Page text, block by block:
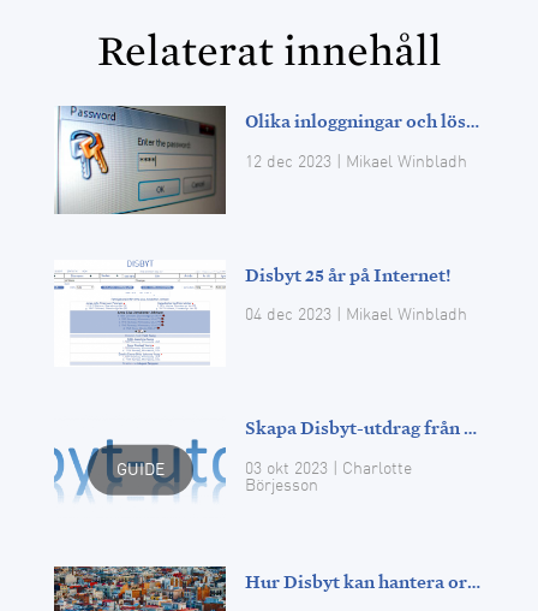
Relaterat innehåll
Olika inloggningar och lösenord
12 dec 2023 | Mikael Winbladh
Disbyt 25 år på Internet!
04 dec 2023 | Mikael Winbladh
GUIDE
Skapa Disbyt-utdrag från andra släktforskningsprogram
03 okt 2023 | Charlotte
Börjesson
Hur Disbyt kan hantera orter i utlandet